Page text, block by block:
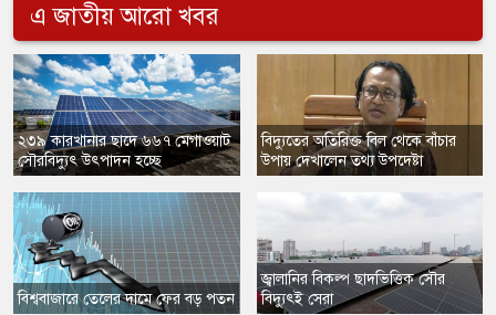
এ জাতীয় আরো খবর
২৩৯ কারখানার ছাদে ৬৬৭ মেগাওয়াট
সৌরবিদ্যুৎ উৎপাদন হচ্ছে
বিশ্ববাজারে তেলের দামে ফের বড় পতন
বিদ্যুতের অতিরিক্ত বিল থেকে বাঁচার
উপায় দেখালেন তথ্য উপদেষ্টা
জ্বালানির বিকল্প ছাদভিত্তিক সৌর
বিদ্যুৎই সেরা